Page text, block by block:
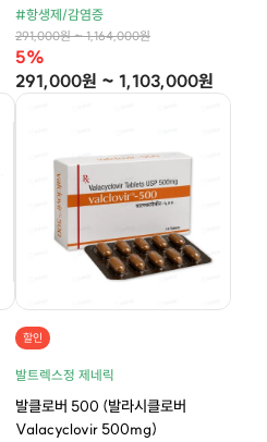
#항생제/감염증
291,000원 ~ 1,164,000원
5%
291,000원 ~ 1,103,000원
할인
발트렉스정 제네릭
발클로버 500 (발라시클로버
Valacyclovir 500mg)